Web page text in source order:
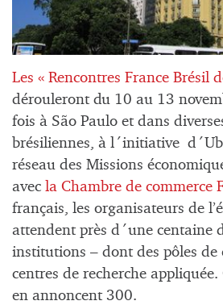
Les « Rencontres France Brésil
dérouleront du 10 au 13
fois à São Paulo et dans
brésiliennes, à l´initiative
réseau des Missions
avec la Chambre de commerce
français, les organisateurs de
attendent près d´une centaine
institutions – dont des pôles de
centres de recherche
en annoncent 300.